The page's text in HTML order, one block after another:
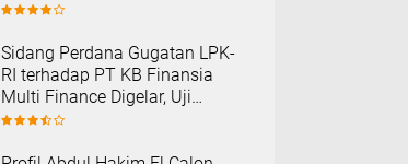
Sita Palu dan Sejumlah
Sidang Perdana Gugatan LPK-
RI terhadap PT KB Finansia
Multi Finance Digelar, Uji
Mekanisme Jaminan Fidusia